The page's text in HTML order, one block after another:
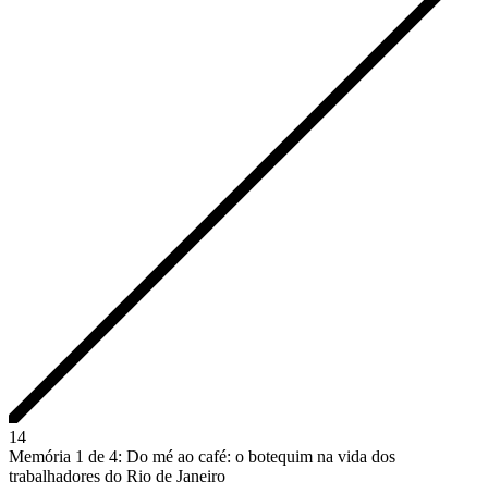
14
Memória 1 de 4: Do mé ao café: o botequim na vida dos
trabalhadores do Rio de Janeiro